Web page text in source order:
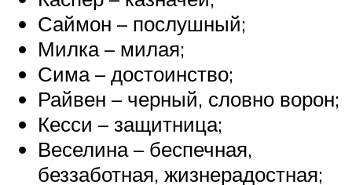
Саймон – послушный;
Милка – милая;
Сима – достоинство;
Райвен – черный, словно ворон;
Кесси – защитница;
Веселина – беспечная,
беззаботная, жизнерадостная;